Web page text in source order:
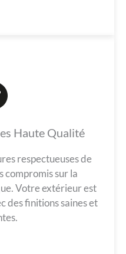
Haute Qualité
respectueuses de
compromis sur la
Votre extérieur est
des finitions saines et